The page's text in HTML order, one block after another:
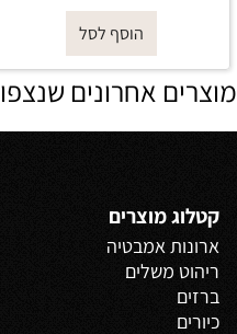
הוסף לסל
מוצרים אחרונים שנצפו
קטלוג מוצרים
ארונות אמבטיה
ריהוט משלים
ברזים
כיורים